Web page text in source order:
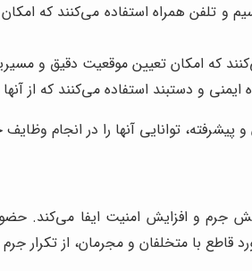
و تلفن همراه استفاده می‌کنند که
و دستبند استفاده می‌کنند که از
توانایی آنها را در انجام
و افزایش امنیت ایفا می‌کند.
با متخلفان و مجرمان، از تکرار